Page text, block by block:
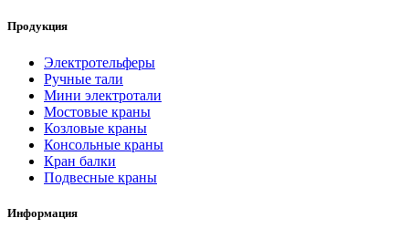
Продукция
Электротельферы
Ручные тали
Мини электротали
Мостовые краны
Козловые краны
Консольные краны
Кран балки
Подвесные краны
Информация